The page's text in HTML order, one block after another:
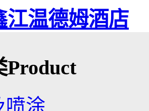
江温德姆酒店
Product
喷涂